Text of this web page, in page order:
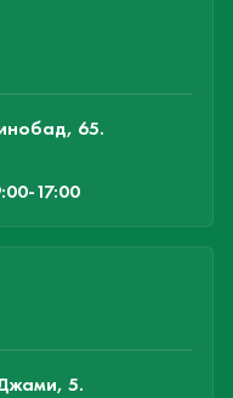
65.
17:00
5.